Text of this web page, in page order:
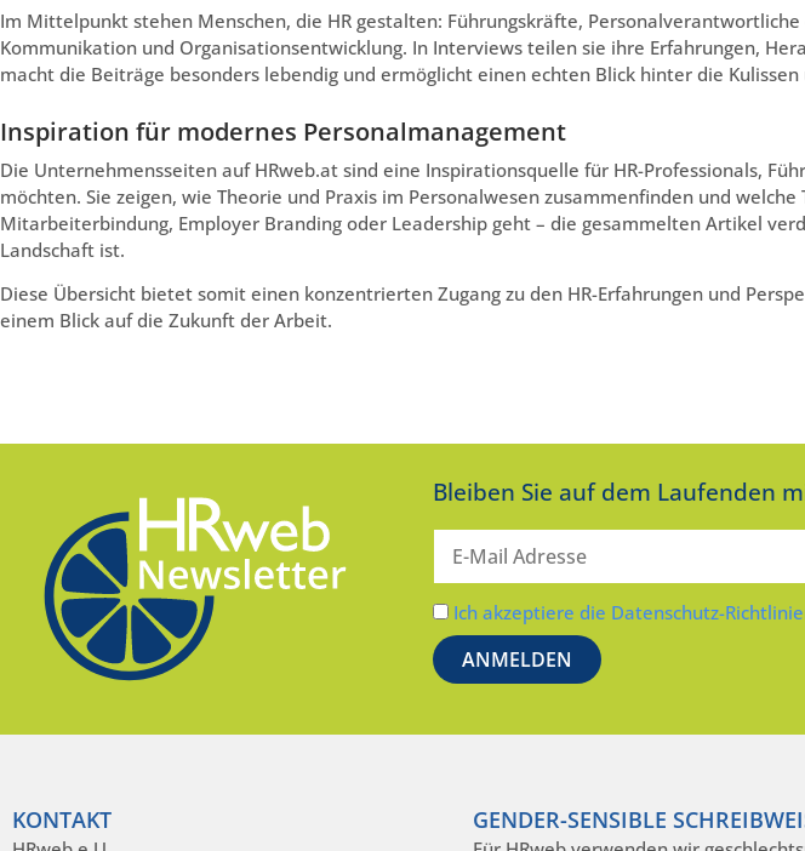
Im Mittelpunkt stehen Menschen, die HR gestalten: Führungskräfte,
Kommunikation und Organisationsentwicklung. In Interviews teilen sie ihre Erfahrungen,
macht die Beiträge besonders lebendig und ermöglicht einen echten Blick hinter die
Inspiration für modernes Personalmanagement
Die Unternehmensseiten auf HRweb.at sind eine Inspirationsquelle für HR-Professionals,
möchten. Sie zeigen, wie Theorie und Praxis im Personalwesen zusammenfinden und
Mitarbeiterbindung, Employer Branding oder Leadership geht – die gesammelten Artikel
Landschaft ist.
Diese Übersicht bietet somit einen konzentrierten Zugang zu den HR-Erfahrungen und
einem Blick auf die Zukunft der Arbeit.
Bleiben Sie auf dem Laufenden
Ich akzeptiere die Datenschutz-
KONTAKT GENDER-SENSIBLE